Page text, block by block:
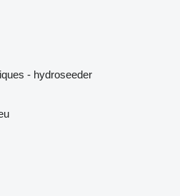
- hydroseeder